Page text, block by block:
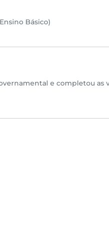
Básico)
e completou as